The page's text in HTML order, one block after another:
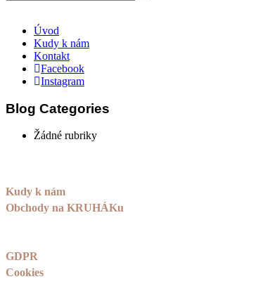
Úvod
Kudy k nám
Kontakt
Facebook
Instagram
Blog Categories
Žádné rubriky
Kudy k nám
Obchody na KRUHÁKu
GDPR
Cookies